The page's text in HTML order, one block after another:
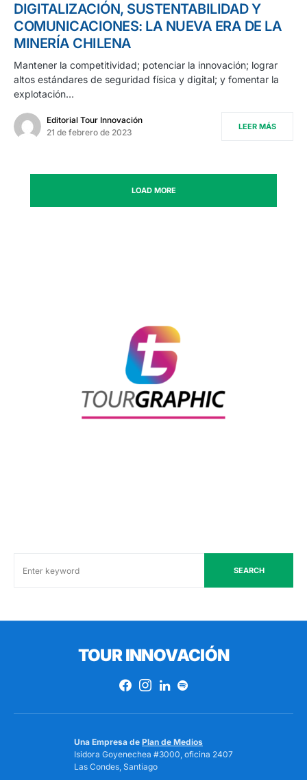
DIGITALIZACIÓN, SUSTENTABILIDAD Y
COMUNICACIONES: LA NUEVA ERA DE LA
MINERÍA CHILENA
Mantener la competitividad; potenciar la innovación; lograr
altos estándares de seguridad física y digital; y fomentar la
explotación…
Editorial Tour Innovación
21 de febrero de 2023
LEER MÁS
LOAD MORE
SEARCH
TOUR INNOVACIÓN
Una Empresa de Plan de Medios
Isidora Goyenechea #3000, oficina 2407
Las Condes, Santiago